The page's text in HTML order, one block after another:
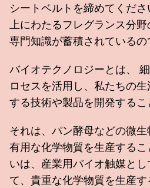
シートベルトを締めてくだ
上にわたるフレグランス分
専門知識が蓄積されているの
バイオテクノロジーとは、
ロセスを活用し、私たちの
する技術や製品を開発するこ
それは、パン酵母などの微
有用な化学物質を生産する
いは、産業用バイオ触媒と
て、貴重な化学物質を生産